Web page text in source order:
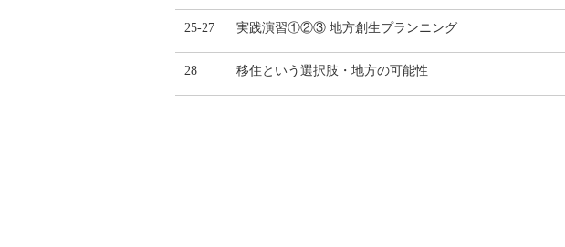
25-27 実践演習①②③ 地方創生プランニング
28 移住という選択肢・地方の可能性